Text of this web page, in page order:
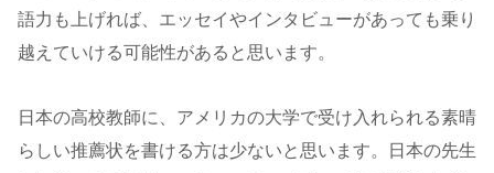
語力も上げれば、エッセイやインタビューがあっても乗り
越えていける可能性があると思います。
日本の高校教師に、アメリカの大学で受け入れられる素晴
らしい推薦状を書ける方は少ないと思います。日本の先生